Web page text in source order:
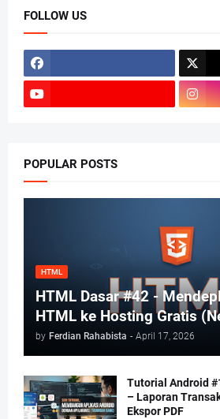
FOLLOW US
POPULAR POSTS
HTML
HTML Dasar #42 -
HTML ke Hosting Gratis
by Ferdian Rahabista - April 17, 2026
Tutorial Android
– Laporan
Ekspor PDF